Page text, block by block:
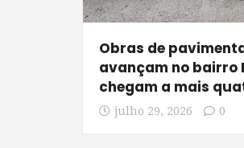
Obras de
avançam no bairro
chegam a mais
julho 29, 2026 0